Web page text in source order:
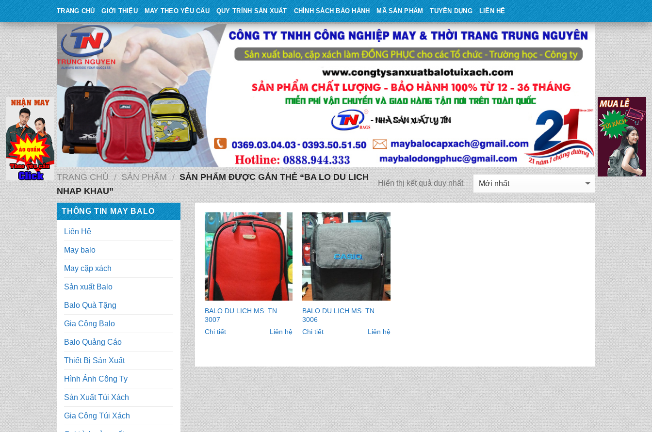
Skip
to
content
TRANG CHỦ GIỚI THIỆU MAY THEO YÊU CẦU QUY TRÌNH SẢN XUẤT CHÍNH SÁCH BẢO HÀNH MÃ SẢN PHẨM TUYỂN DỤNG LIÊN HỆ
TRANG CHỦ / SẢN PHẨM / SẢN PHẨM ĐƯỢC GẮN THẺ “BA LO DU LICH
NHAP KHAU”
Hiển thị kết quả duy nhất
THÔNG TIN MAY BALO
Liên Hệ
May balo
May cặp xách
Sản xuất Balo
Balo Quà Tặng
Gia Công Balo
Balo Quảng Cáo
Thiết Bị Sản Xuất
Hình Ảnh Công Ty
Sản Xuất Túi Xách
Gia Công Túi Xách
BALO DU LỊCH MS: TN
3007
Chi tiết
Liên hệ
BALO DU LỊCH MS: TN
3006
Chi tiết
Liên hệ